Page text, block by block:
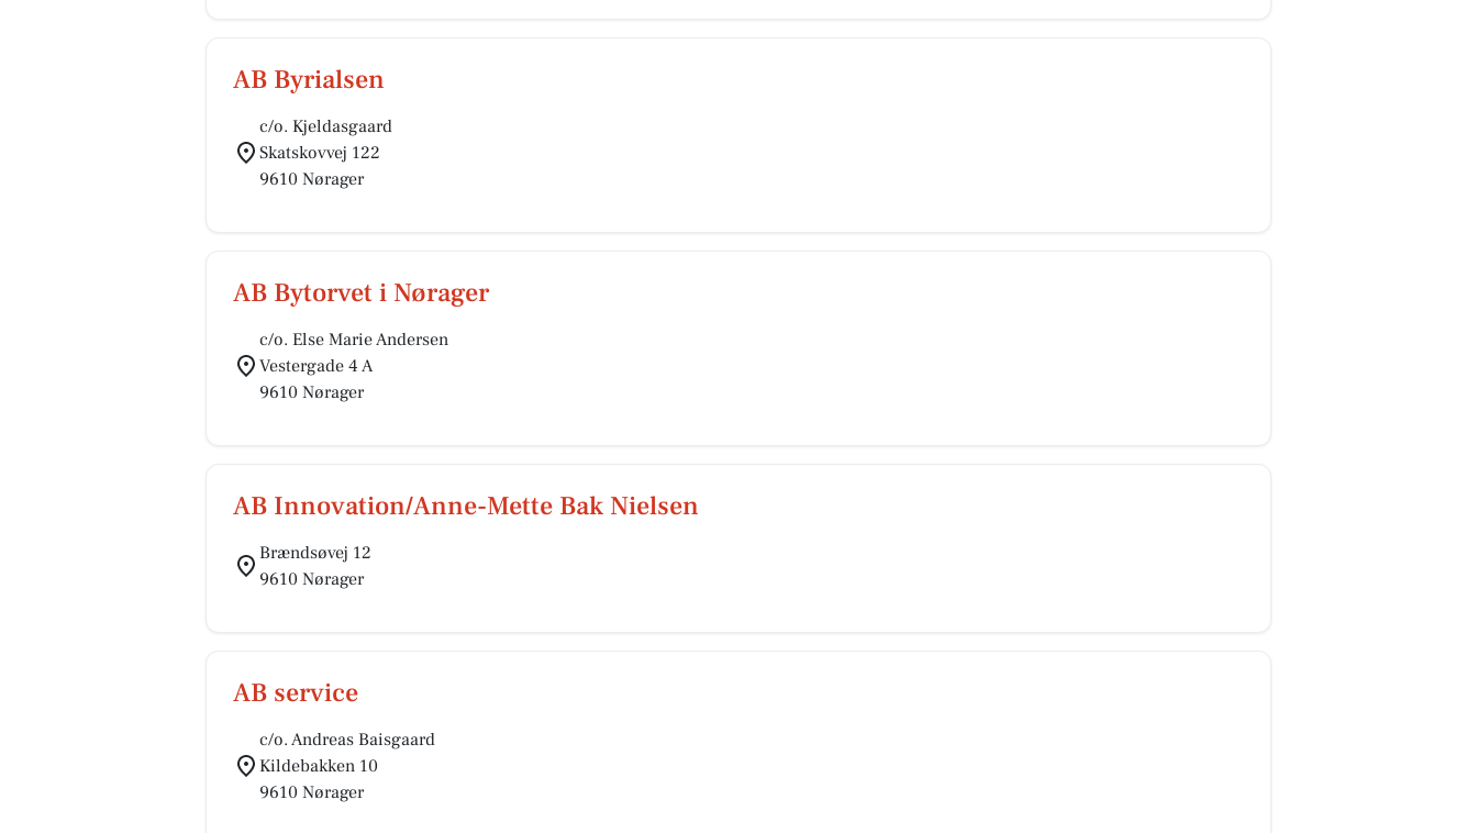
AB Byrialsen
c/o. Kjeldasgaard
Skatskovvej 122
9610 Nørager
AB Bytorvet i Nørager
c/o. Else Marie Andersen
Vestergade 4 A
9610 Nørager
AB Innovation/Anne-Mette Bak Nielsen
Brændsøvej 12
9610 Nørager
AB service
c/o. Andreas Baisgaard
Kildebakken 10
9610 Nørager